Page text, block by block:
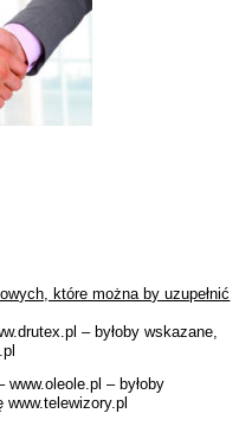
które można by uzupełnić
– byłoby wskazane,
– byłoby
www.telewizory.pl